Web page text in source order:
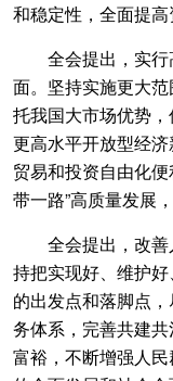
和稳定性，全面提高
全会提出，实行
面。坚持实施更大
托我国大市场优势
更高水平开放型经
贸易和投资自由化
带一路”高质量发展
全会提出，改善
持把实现好、维护
的出发点和落脚点
务体系，完善共建
富裕，不断增强人